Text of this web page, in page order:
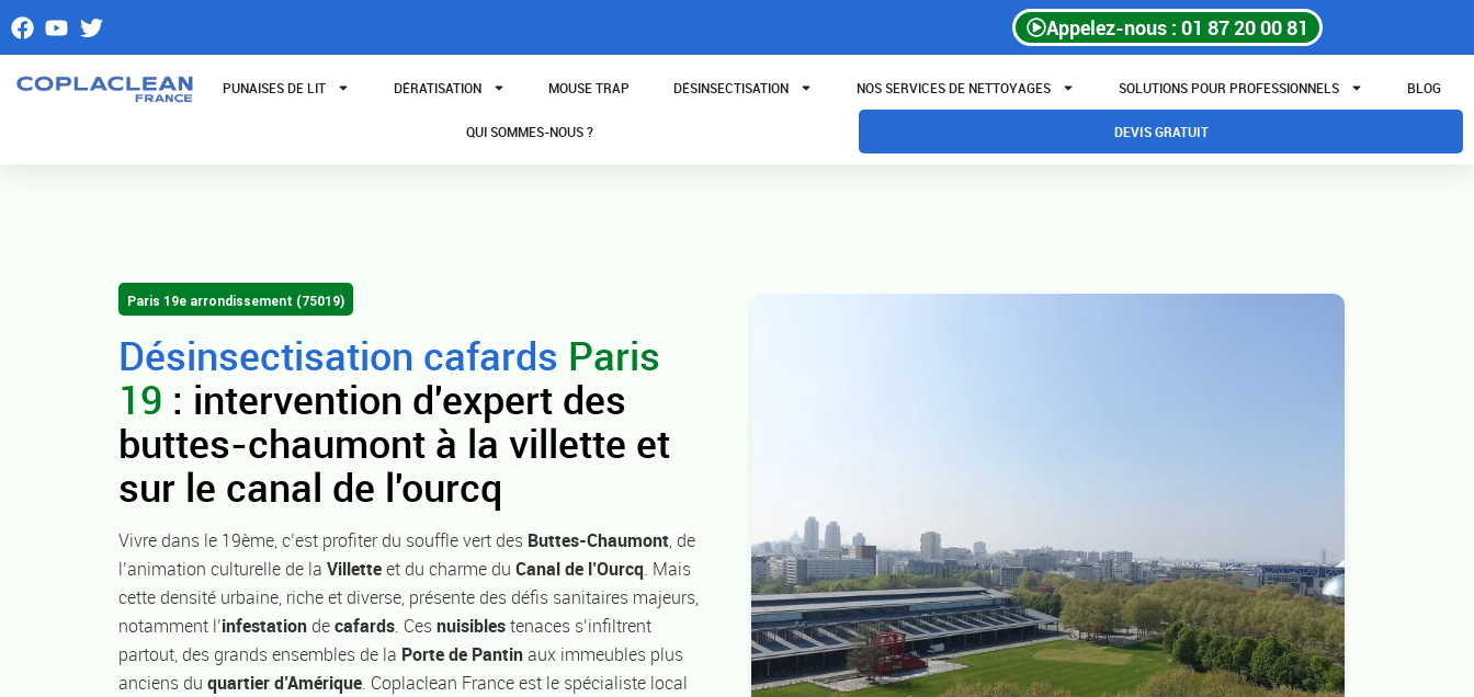
Aller
au
contenu
Appelez-nous : 01 87 20 00 81
PUNAISES DE LIT DÉRATISATION MOUSE TRAP DÉSINSECTISATION NOS SERVICES DE NETTOYAGES SOLUTIONS POUR PROFESSIONNELS BLOG
QUI SOMMES-NOUS ? DEVIS GRATUIT
Paris 19e arrondissement (75019)
Désinsectisation cafards Paris
19 : intervention d'expert des
buttes-chaumont à la villette et
sur le canal de l'ourcq
Vivre dans le 19ème, c’est profiter du souffle vert des Buttes-Chaumont, de
l’animation culturelle de la Villetteet du charme du Canal de l’Ourcq. Mais
cette densité urbaine, riche et diverse, présente des défis sanitaires majeurs,
notamment l’infestationdecafards. Cesnuisiblestenaces s’infiltrent
partout, des grands ensembles de la Porte de Pantinaux immeubles plus
anciens du quartier d’Amérique. Coplaclean France est le spécialiste local